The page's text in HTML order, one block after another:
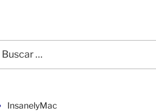
InsanelyMac